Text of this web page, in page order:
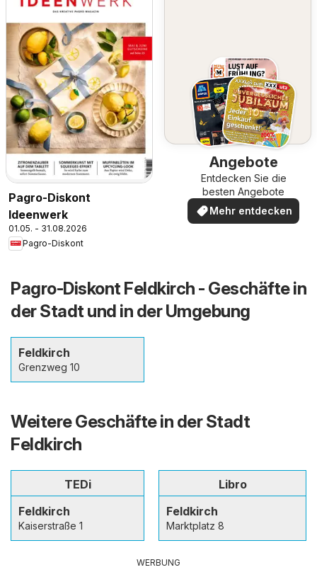
Pagro-Diskont
Ideenwerk
01.05. - 31.08.2026
Pagro-Diskont
Angebote
Entdecken Sie die
besten Angebote
Mehr entdecken
Pagro-Diskont Feldkirch - Geschäfte in
der Stadt und in der Umgebung
Feldkirch
Grenzweg 10
Weitere Geschäfte in der Stadt
Feldkirch
TEDi
Feldkirch
Kaiserstraße 1
Libro
Feldkirch
Marktplatz 8
WERBUNG